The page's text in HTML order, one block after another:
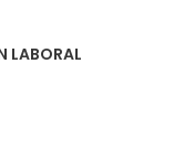
LABORAL